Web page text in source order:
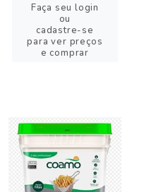
Faça seu login
ou
cadastre-se
para ver preços
e comprar